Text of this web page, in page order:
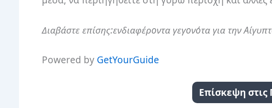
Διαβάστε επίσης:ενδιαφέροντα γεγονότα για την
Powered by GetYourGuide
Επίσκεψη στις